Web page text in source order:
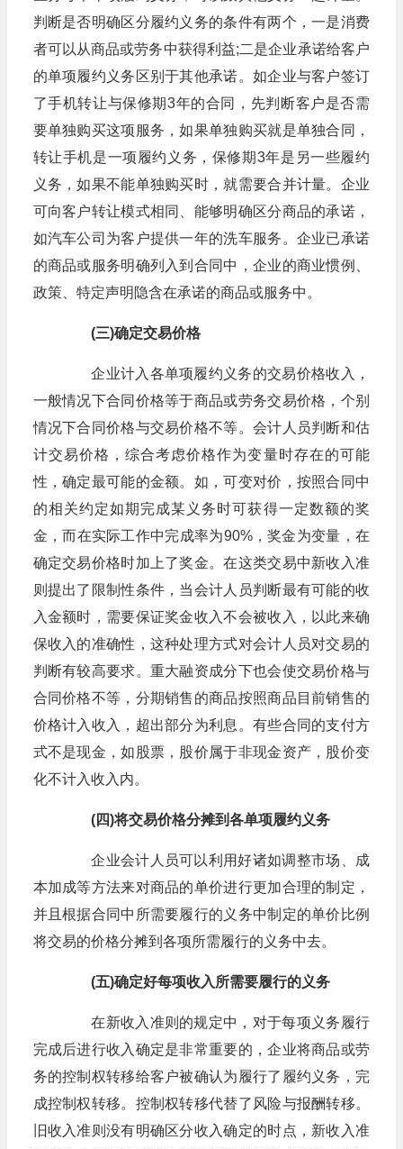
判断是否明确区分履约义务的条件有两个，一是消费
者可以从商品或劳务中获得利益;二是企业承诺给客户
的单项履约义务区别于其他承诺。如企业与客户签订
了手机转让与保修期3年的合同，先判断客户是否需
要单独购买这项服务，如果单独购买就是单独合同，
转让手机是一项履约义务，保修期3年是另一些履约
义务，如果不能单独购买时，就需要合并计量。企业
可向客户转让模式相同、能够明确区分商品的承诺，
如汽车公司为客户提供一年的洗车服务。企业已承诺
的商品或服务明确列入到合同中，企业的商业惯例、
政策、特定声明隐含在承诺的商品或服务中。
(三)确定交易价格
企业计入各单项履约义务的交易价格收入，
一般情况下合同价格等于商品或劳务交易价格，个别
情况下合同价格与交易价格不等。会计人员判断和估
计交易价格，综合考虑价格作为变量时存在的可能
性，确定最可能的金额。如，可变对价，按照合同中
的相关约定如期完成某义务时可获得一定数额的奖
金，而在实际工作中完成率为90%，奖金为变量，在
确定交易价格时加上了奖金。在这类交易中新收入准
则提出了限制性条件，当会计人员判断最有可能的收
入金额时，需要保证奖金收入不会被收入，以此来确
保收入的准确性，这种处理方式对会计人员对交易的
判断有较高要求。重大融资成分下也会使交易价格与
合同价格不等，分期销售的商品按照商品目前销售的
价格计入收入，超出部分为利息。有些合同的支付方
式不是现金，如股票，股价属于非现金资产，股价变
化不计入收入内。
(四)将交易价格分摊到各单项履约义务
企业会计人员可以利用好诸如调整市场、成
本加成等方法来对商品的单价进行更加合理的制定，
并且根据合同中所需要履行的义务中制定的单价比例
将交易的价格分摊到各项所需履行的义务中去。
(五)确定好每项收入所需要履行的义务
在新收入准则的规定中，对于每项义务履行
完成后进行收入确定是非常重要的，企业将商品或劳
务的控制权转移给客户被确认为履行了履约义务，完
成控制权转移。控制权转移代替了风险与报酬转移。
旧收入准则没有明确区分收入确定的时点，新收入准